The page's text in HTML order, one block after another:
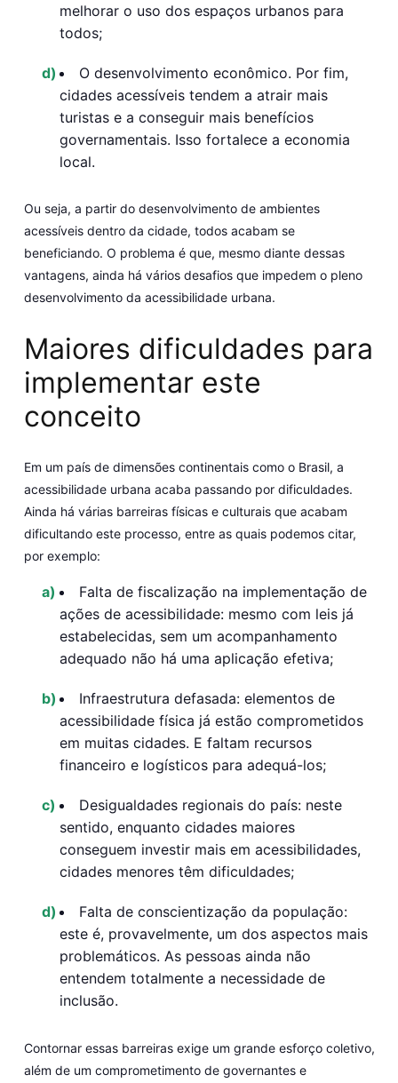
melhorar o uso dos espaços urbanos para
todos;
O desenvolvimento econômico. Por fim,
cidades acessíveis tendem a atrair mais
turistas e a conseguir mais benefícios
governamentais. Isso fortalece a economia
local.
Ou seja, a partir do desenvolvimento de ambientes
acessíveis dentro da cidade, todos acabam se
beneficiando. O problema é que, mesmo diante dessas
vantagens, ainda há vários desafios que impedem o pleno
desenvolvimento da acessibilidade urbana.
Maiores dificuldades para
implementar este
conceito
Em um país de dimensões continentais como o Brasil, a
acessibilidade urbana acaba passando por dificuldades.
Ainda há várias barreiras físicas e culturais que acabam
dificultando este processo, entre as quais podemos citar,
por exemplo:
Falta de fiscalização na implementação de
ações de acessibilidade:mesmo com leis já
estabelecidas, sem um acompanhamento
adequado não há uma aplicação efetiva;
Infraestrutura defasada: elementos de
acessibilidade física já estão comprometidos
em muitas cidades. E faltam recursos
financeiro e logísticos para adequá-los;
Desigualdades regionais do país: neste
sentido, enquanto cidades maiores
conseguem investir mais em acessibilidades,
cidades menores têm dificuldades;
Falta de conscientização da população:
este é, provavelmente, um dos aspectos mais
problemáticos. As pessoas ainda não
entendem totalmente a necessidade de
inclusão.
Contornar essas barreiras exige um grande esforço coletivo,
além de um comprometimento de governantes e